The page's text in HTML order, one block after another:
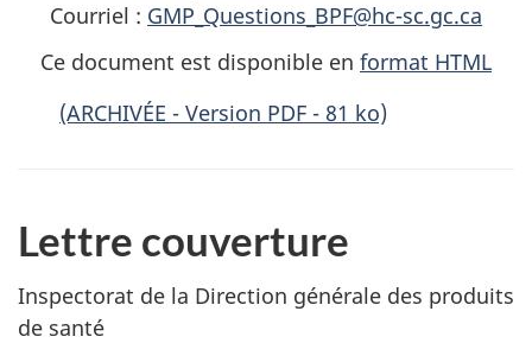
Courriel : GMP_Questions_BPF@hc-sc.gc.ca
Ce document est disponible en format HTML
(ARCHIVÉE - Version PDF - 81 ko)
Lettre couverture
Inspectorat de la Direction générale des produits
de santé